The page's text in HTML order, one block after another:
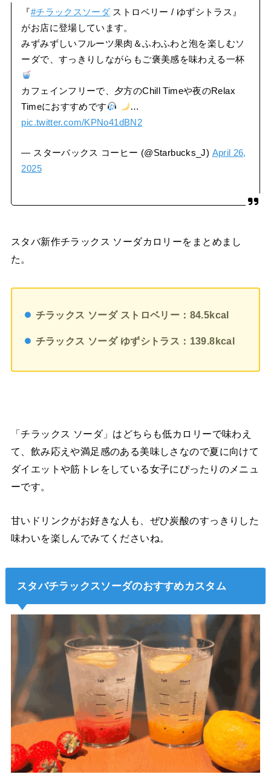
『#チラックスソーダ ストロベリー / ゆずシトラス』
がお店に登場しています。
みずみずしいフルーツ果肉＆ふわふわと泡を楽しむソ
ーダで、すっきりしながらもご褒美感を味わえる一杯
カフェインフリーで、夕方のChill Timeや夜のRelax
Timeにおすすめです
…
pic.twitter.com/KPNo41dBN2
— スターバックス コーヒー (@Starbucks_J) April 26,
2025
スタバ新作チラックス ソーダカロリーをまとめまし
た。
チラックス ソーダ ストロベリー：84.5kcal
チラックス ソーダ ゆずシトラス：139.8kcal
「チラックス ソーダ」はどちらも低カロリーで味わえ
て、飲み応えや満足感のある美味しさなので夏に向けて
ダイエットや筋トレをしている女子にぴったりのメニュ
ーです。
甘いドリンクがお好きな人も、ぜひ炭酸のすっきりした
味わいを楽しんでみてくださいね。
スタバチラックスソーダのおすすめカスタム